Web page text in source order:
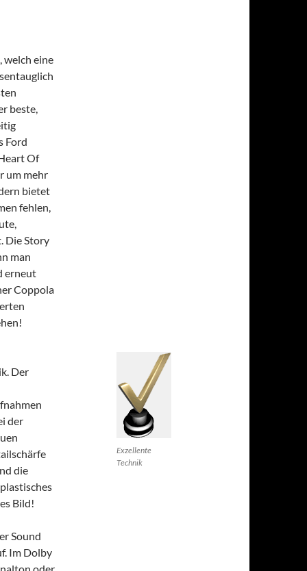
welch eine
beste,
Ford
Of
um mehr
bietet
fehlen,
Die Story
man
erneut
Coppola
Exzellente
Technik
Der
der
die
Bild!
Sound
Im Dolby